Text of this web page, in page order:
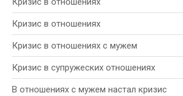
Кризис в отношениях
Кризис в отношениях с мужем
Кризис в супружеских отношениях
В отношениях с мужем настал кризис